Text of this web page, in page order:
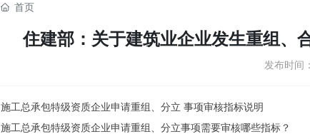
首页
住建部：关于建筑业企业发生重组、
发布时间：
施工总承包特级资质企业申请重组、分立 事项审核指标说明
施工总承包特级资质企业申请重组、分立事项需要审核哪些指标？